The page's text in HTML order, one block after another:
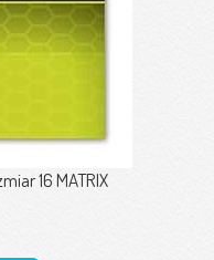
16 MATRIX